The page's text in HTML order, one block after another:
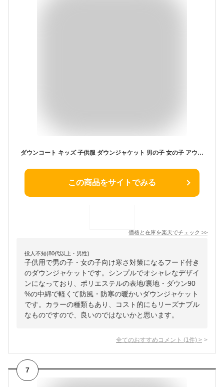
ダウンコート キッズ 子供服 ダウンジャケット 男の子 女の子 アウター コート キッズ服 防寒 防風 軽量 通園 通学 秋冬 ジュニア アウター 冬 アウトドア キッズジャケット フード付き 暖かい100 110 120 130 140 150 160 170
この商品をサイトでみる
価格と在庫を楽天でチェック >>
投人不知(80代以上・男性)
子供用で男の子・女の子向け寒さ対策になるフード付き
のダウンジャケットです。シンプルでオシャレなデザイ
ンになっており、ポリエステルの表地/裏地・ダウン90
%の中綿で軽くて防風・防寒の暖かいダウンジャケット
です。カラーの種類もあり、コスト的にもリーズナブル
なものですので、良いのではないかと思います。
全てのおすすめコメント (1 件) >
7